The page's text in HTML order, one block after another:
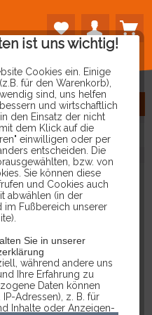
ist uns wichtig!
Cookies ein. Einige
für den Warenkorb),
sind, uns helfen
und wirtschaftlich
den Einsatz der nicht
dem Klick auf die
einwilligen oder per
entscheiden. Die
bzw. von
Sie können diese
und Cookies auch
abwählen (in der
im Fußbereich unserer
Sie in unserer
während andere uns
Ihre Erfahrung zu
Daten können
Adressen), z. B. für
Inhalte oder Anzeigen-